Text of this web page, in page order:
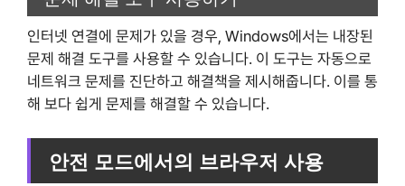
인터넷 연결에 문제가 있을 경우, Windows에서는 내장된
문제 해결 도구를 사용할 수 있습니다. 이 도구는 자동으로
네트워크 문제를 진단하고 해결책을 제시해줍니다. 이를 통
해 보다 쉽게 문제를 해결할 수 있습니다.
안전 모드에서의 브라우저 사용